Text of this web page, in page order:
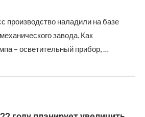
производство наладили на базе
завода. Как
– осветительный прибор, …